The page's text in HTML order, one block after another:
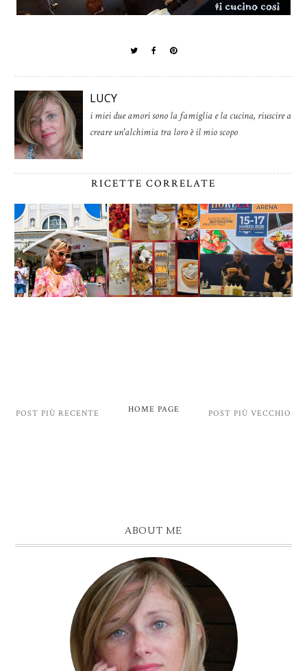
LUCY
i miei due amori sono la famiglia e la cucina, riuscire a
creare un'alchimia tra loro è il mio scopo
RICETTE CORRELATE
POST PIÙ RECENTE POST PIÙ VECCHIO
HOME PAGE
ABOUT ME